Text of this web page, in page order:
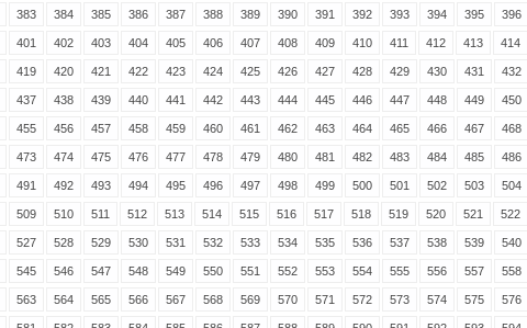
383 384 385 386 387 388 389 390 391 392 393 394 395 396
401 402 403 404 405 406 407 408 409 410 411 412 413 414
419 420 421 422 423 424 425 426 427 428 429 430 431 432
437 438 439 440 441 442 443 444 445 446 447 448 449 450
455 456 457 458 459 460 461 462 463 464 465 466 467 468
473 474 475 476 477 478 479 480 481 482 483 484 485 486
491 492 493 494 495 496 497 498 499 500 501 502 503 504
509 510 511 512 513 514 515 516 517 518 519 520 521 522
527 528 529 530 531 532 533 534 535 536 537 538 539 540
545 546 547 548 549 550 551 552 553 554 555 556 557 558
563 564 565 566 567 568 569 570 571 572 573 574 575 576